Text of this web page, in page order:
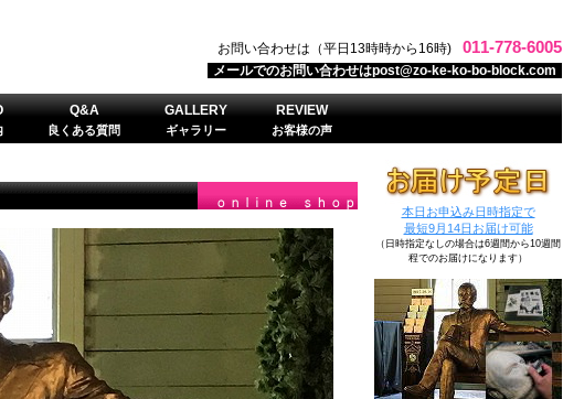
お問い合わせは（平日13時時から16時) 011-778-6005
メールでのお問い合わせはpost@zo-ke-ko-bo-block.com
Q&A
良くある質問
GALLERY
ギャラリー
REVIEW
お客様の声
本日お申込み日時指定で
最短9月14日お届け可能
（日時指定なしの場合は6週間から10週間
程でのお届けになります）